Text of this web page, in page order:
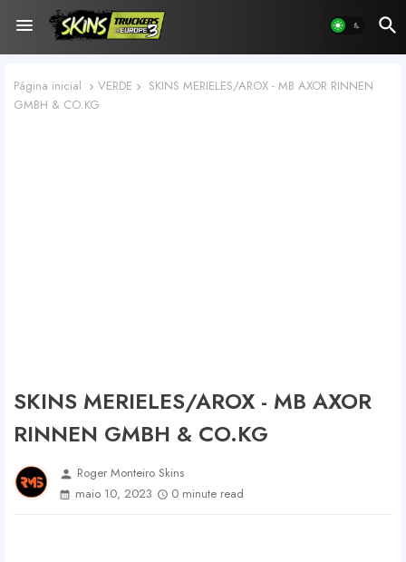
Página inicial VERDE
SKINS MERIELES/AROX - MB AXOR RINNEN
GMBH & CO.KG
SKINS MERIELES/AROX - MB AXOR
RINNEN GMBH & CO.KG
person Roger Monteiro Skins
maio 10, 2023
0 minute read